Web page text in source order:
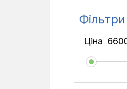
Фільтри
Ціна